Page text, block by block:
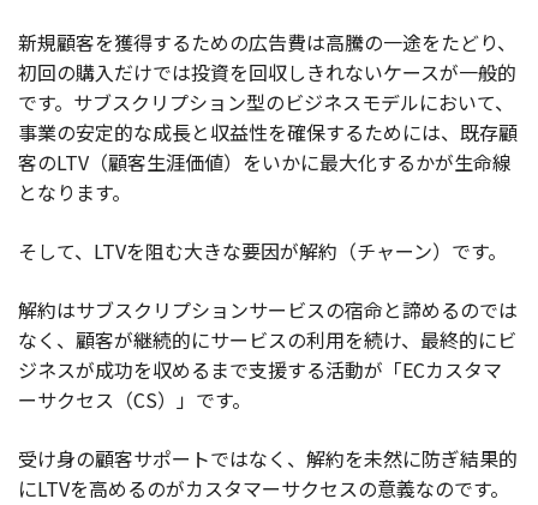
お役立ち記事
03-6432-0346
電話受付：平日 10:00~17:00
新規顧客を獲得するための広告費は高騰の一途をたどり、
初回の購入だけでは投資を回収しきれないケースが一般的
です。サブスクリプション型のビジネスモデルにおいて、
事業の安定的な成長と収益性を確保するためには、既存顧
客のLTV（顧客生涯価値）をいかに最大化するかが生命線
となります。
そして、LTVを阻む大きな要因が解約（チャーン）です。
解約はサブスクリプションサービスの宿命と諦めるのでは
なく、顧客が継続的にサービスの利用を続け、最終的にビ
ジネスが成功を収めるまで支援する活動が「ECカスタマ
ーサクセス（CS）」です。
受け身の顧客サポートではなく、解約を未然に防ぎ結果的
にLTVを高めるのがカスタマーサクセスの意義なのです。